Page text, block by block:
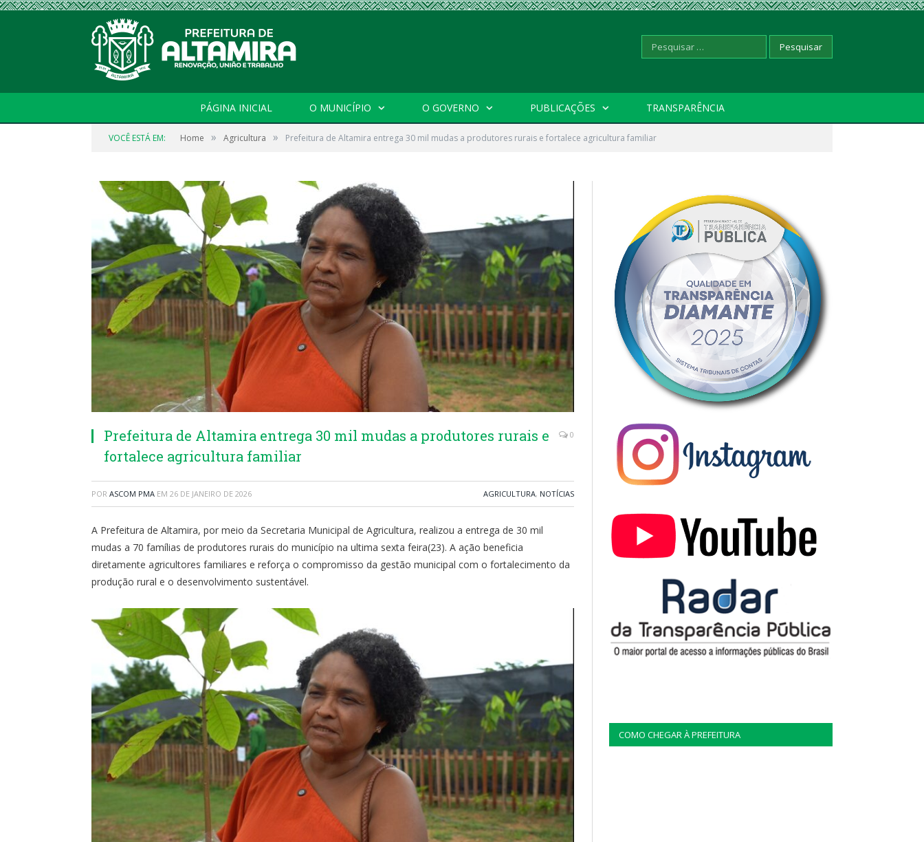
Pesquisar
por:
PÁGINA INICIAL O MUNICÍPIO O GOVERNO PUBLICAÇÕES TRANSPARÊNCIA
VOCÊ ESTÁ EM: Home » Agricultura » Prefeitura de Altamira entrega 30 mil mudas a produtores rurais e fortalece agricultura familiar
Prefeitura de Altamira entrega 30 mil mudas a produtores rurais e
fortalece agricultura familiar
0
POR ASCOM PMA EM 26 DE JANEIRO DE 2026 AGRICULTURA, NOTÍCIAS
A Prefeitura de Altamira, por meio da Secretaria Municipal de Agricultura, realizou a entrega de 30 mil
mudas a 70 famílias de produtores rurais do município na ultima sexta feira(23). A ação beneficia
diretamente agricultores familiares e reforça o compromisso da gestão municipal com o fortalecimento da
produção rural e o desenvolvimento sustentável.
COMO CHEGAR À PREFEITURA